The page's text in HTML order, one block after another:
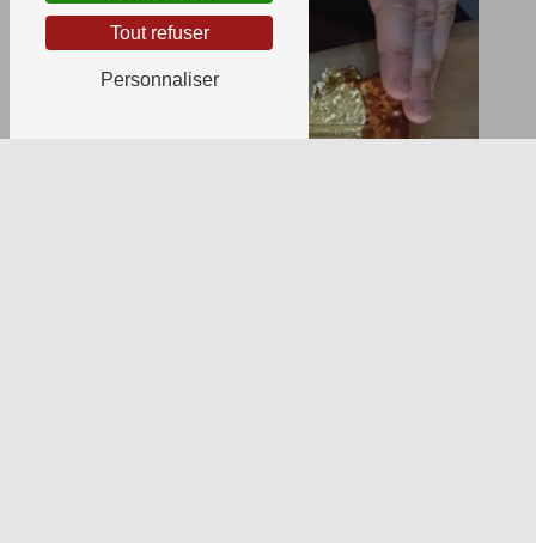
Tout refuser
Personnaliser